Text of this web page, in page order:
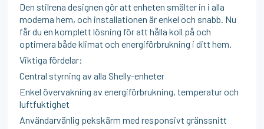
Den stilrena designen gör att enheten smälter in i alla
moderna hem, och installationen är enkel och snabb. Nu
får du en komplett lösning för att hålla koll på och
optimera både klimat och energiförbrukning i ditt hem.
Viktiga fördelar:
Central styrning av alla Shelly-enheter
Enkel övervakning av energiförbrukning, temperatur och
luftfuktighet
Användarvänlig pekskärm med responsivt gränssnitt